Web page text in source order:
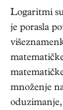
Logaritmi
je porasla
množenje